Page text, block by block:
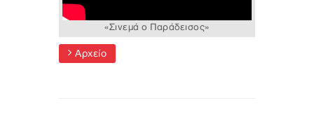
«Σινεμά ο Παράδεισος»
Αρχείο